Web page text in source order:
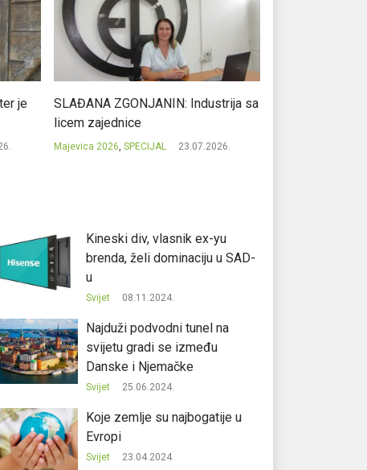
je
SLAĐANA ZGONJANIN: Industrija sa
licem zajednice
Majevica 2026, SPECIJAL 23.07.2026.
Kineski div, vlasnik ex-yu
brenda, želi dominaciju u SAD-
u
Svijet 08.11.2024.
Najduži podvodni tunel na
svijetu gradi se između
Danske i Njemačke
Svijet 25.06.2024.
Koje zemlje su najbogatije u
Evropi
Svijet 23.04.2024.